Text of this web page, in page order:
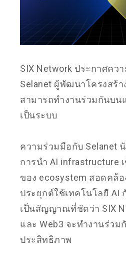
SIX Network ประกาศคว
Selanet ผู้พัฒนาโครงสร้า
สามารถทำงานร่วมกันบ
เป็นระบบ
ความร่วมมือกับ Selanet
การนำ AI infrastructure
ของ ecosystem สอดคล้
ประยุกต์ใช้เทคโนโลยี AI
เป็นสัญญาณที่ชัดว่า SIX
และ Web3 จะทำงานร่วม
ประสิทธิภาพ